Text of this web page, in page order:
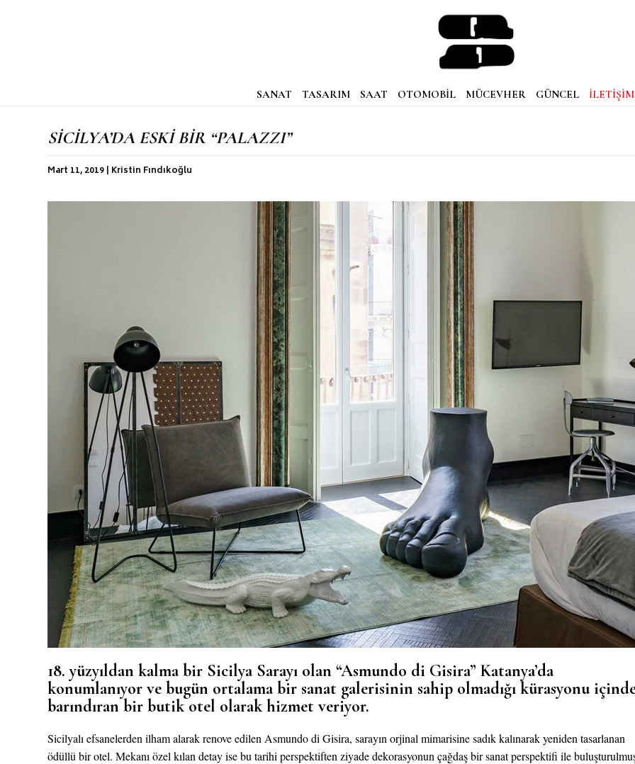
SANAT TASARIM SAAT OTOMOBİL MÜCEVHER GÜNCEL İLETİŞİM
SİCİLYA’DA ESKİ BİR “PALAZZI”
Mart 11, 2019 | Kristin Fındıkoğlu
18. yüzyıldan kalma bir Sicilya Sarayı olan “Asmundo di Gisira” Katanya’da
konumlanıyor ve bugün ortalama bir sanat galerisinin sahip olmadığı kürasyonu
barındıran bir butik otel olarak hizmet veriyor.
Sicilyalı efsanelerden ilham alarak renove edilen Asmundo di Gisira, sarayın orjinal mimarisine sadık kalınarak yeniden tasarlanan
ödüllü bir otel. Mekanı özel kılan detay ise bu tarihi perspektiften ziyade dekorasyonun çağdaş bir sanat perspektifi ile